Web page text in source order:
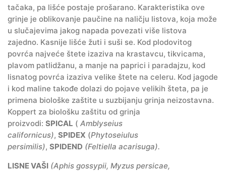
tačaka, pa lišće postaje prošarano. Karakteristika ove
grinje je oblikovanje paučine na naličju listova, koja može
u slučajevima jakog napada povezati više listova
zajedno. Kasnije lišće žuti i suši se. Kod plodovitog
povrća najveće štete izaziva na krastavcu, tikvicama,
plavom patlidžanu, a manje na paprici i paradajzu, kod
lisnatog povrća izaziva velike štete na celeru. Kod jagode
i kod maline takođe dolazi do pojave velikih šteta, pa je
primena biološke zaštite u suzbijanju grinja neizostavna.
Koppert za biološku zaštitu od grinja
proizvodi: SPICAL ( Amblyseius
californicus), SPIDEX (Phytoseiulus
persimilis), SPIDEND (Feltiella acarisuga).
LISNE VAŠI (Aphis gossypii, Myzus persicae,